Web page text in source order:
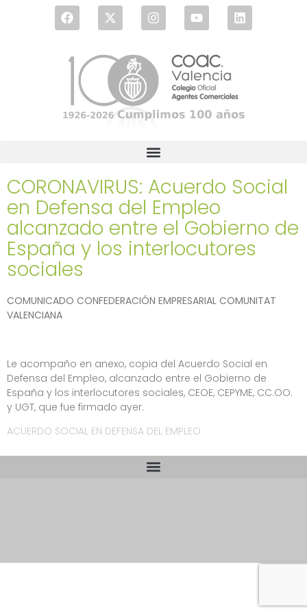
CORONAVIRUS: Acuerdo Social
en Defensa del Empleo
alcanzado entre el Gobierno de
España y los interlocutores
sociales
COMUNICADO CONFEDERACIÓN EMPRESARIAL COMUNITAT
VALENCIANA
Le acompaño en anexo, copia del Acuerdo Social en
Defensa del Empleo, alcanzado entre el Gobierno de
España y los interlocutores sociales, CEOE, CEPYME, CC.OO.
y UGT, que fue firmado ayer.
ACUERDO SOCIAL EN DEFENSA DEL EMPLEO